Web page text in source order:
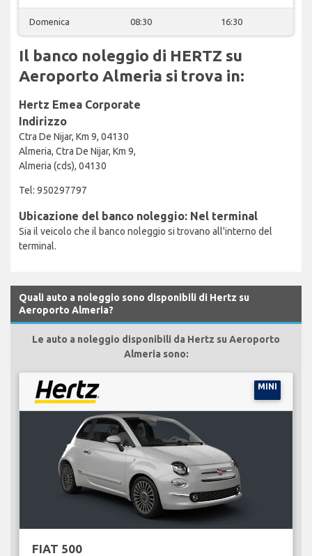
Domenica 08:30 16:30
Il banco noleggio di HERTZ su
Aeroporto Almeria si trova in:
Hertz Emea Corporate
Indirizzo
Ctra De Nijar, Km 9, 04130
Almeria, Ctra De Nijar, Km 9,
Almeria (cds), 04130
Tel: 950297797
Ubicazione del banco noleggio: Nel terminal
Sia il veicolo che il banco noleggio si trovano all'interno del
terminal.
Quali auto a noleggio sono disponibili di Hertz su
Aeroporto Almeria?
Le auto a noleggio disponibili da Hertz su Aeroporto
Almeria sono:
MINI
FIAT 500